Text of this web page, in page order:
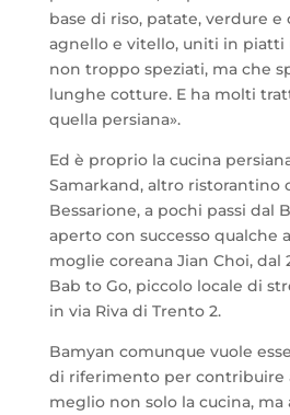
base di riso, patate, verdure e
agnello e vitello, uniti in piatti
non troppo speziati, ma che
lunghe cotture. E ha molti
quella persiana».
Ed è proprio la cucina
Samarkand, altro ristorantino
Bessarione, a pochi passi dal
aperto con successo qualche
moglie coreana Jian Choi, dal
Bab to Go, piccolo locale di
in via Riva di Trento 2.
Bamyan comunque vuole
di riferimento per contribuire
meglio non solo la cucina, ma